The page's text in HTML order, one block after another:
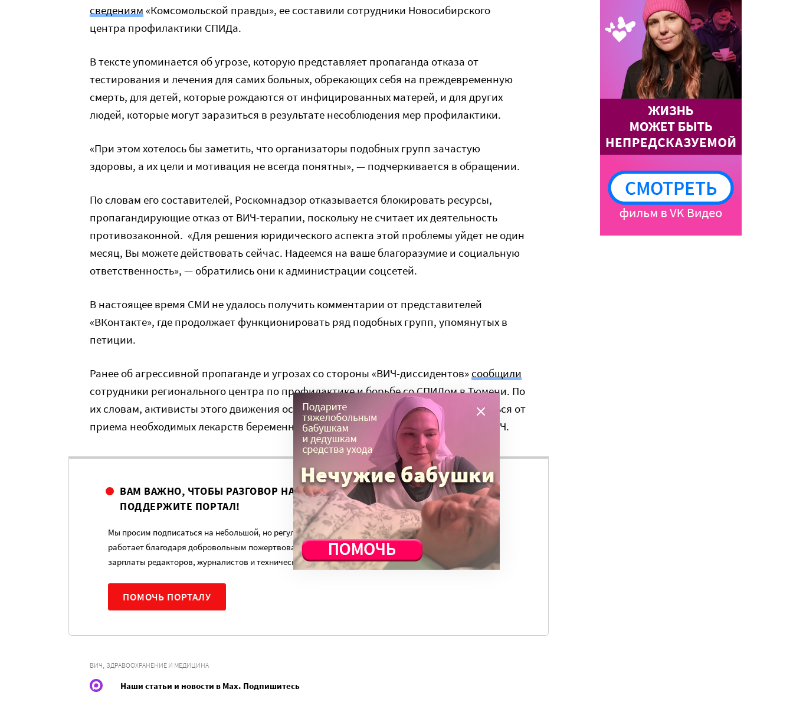
сведениям«Комсомольской правды», ее составили сотрудники Новосибирского
центра профилактики СПИДа.
В тексте упоминается об угрозе, которую представляет пропаганда отказа от
тестирования и лечения для самих больных, обрекающих себя на преждевременную
смерть, для детей, которые рождаются от инфицированных матерей, и для других
людей, которые могут заразиться в результате несоблюдения мер профилактики.
«При этом хотелось бы заметить, что организаторы подобных групп зачастую
здоровы, а их цели и мотивация не всегда понятны», — подчеркивается в обращении.
По словам его составителей, Роскомнадзор отказывается блокировать ресурсы,
пропагандирующие отказ от ВИЧ-терапии, поскольку не считает их деятельность
противозаконной. «Для решения юридического аспекта этой проблемы уйдет не один
месяц, Вы можете действовать сейчас. Надеемся на ваше благоразумие и социальную
ответственность», — обратились они к администрации соцсетей.
В настоящее время СМИ не удалось получить комментарии от представителей
«ВКонтакте», где продолжает функционировать ряд подобных групп, упомянутых в
петиции.
Ранее об агрессивной пропаганде и угрозах со стороны «ВИЧ-диссидентов»сообщили
сотрудники регионального центра по профилактике и борьбе со СПИДом в Тюмени. По
их словам, активисты этого движения особенно активно уговаривают отказываться от
приема необходимых лекарств беременных женщин, у которых был обнаружен ВИЧ.
ВАМ ВАЖНО, ЧТОБЫ РАЗГОВОР НА ЭТУ ТЕМУ ПРОДОЛЖИЛСЯ?
ПОДДЕРЖИТЕ ПОРТАЛ!
Мы просим подписаться на небольшой, но регулярный платеж в пользу нашего сайта. Милосердие.ru
работает благодаря добровольным пожертвованиям наших читателей. На командировки, съемки,
зарплаты редакторов, журналистов и техническую поддержку сайта нужны средства.
ПОМОЧЬ ПОРТАЛУ
ВИЧ, ЗДРАВООХРАНЕНИЕ И МЕДИЦИНА
Наши статьи и новости в Max. Подпишитесь